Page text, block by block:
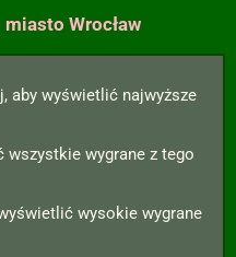
Wrocław
aby wyświetlić najwyższe
wszystkie wygrane z tego
wysokie wygrane